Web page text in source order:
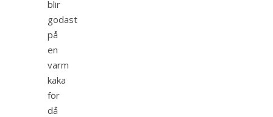
blir
godast
på
en
varm
kaka
för
då